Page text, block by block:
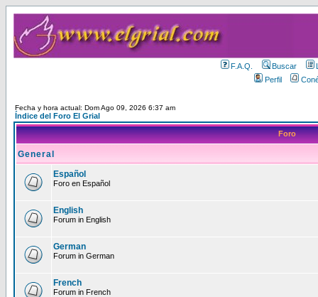
F.A.Q. Buscar
Perfil
Fecha y hora actual: Dom Ago 09, 2026 6:37 am
Índice del Foro El Grial
Foro
General
Español
Foro en Español
English
Forum in English
German
Forum in German
French
Forum in French